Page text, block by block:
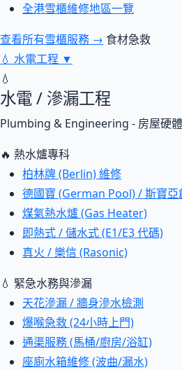
全港雪櫃維修地區一覽
查看所有雪櫃服務 → 食材急救
💧 水電工程 ▼
💧
水電 / 滲漏工程
Plumbing & Engineering - 房屋硬
🔥 熱水爐專科
柏林牌 (Berlin) 維修
德國寶 (German Pool) / 斯寶亞
煤氣熱水爐 (Gas Heater)
即熱式 / 儲水式 (E1/E3 代碼)
真火 / 樂信 (Rasonic)
💧 緊急水務與滲漏
天花滲漏 / 牆身滲水檢測
爆喉急救 (24小時上門)
通渠服務 (馬桶/廚房/浴缸)
座廁水箱維修 (波曲/漏水)